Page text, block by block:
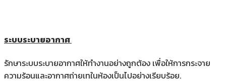
ระบบระบายอากาศ
รักษาระบบระบายอากาศให้ทำงานอย่างถูกต้อง เพื่อให้การกระจาย
ความร้อนและอากาศถ่ายเทในห้องเป็นไปอย่างเรียบร้อย.